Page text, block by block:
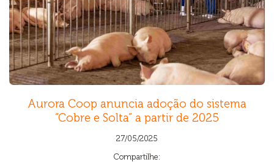
Aurora Coop anuncia adoção do sistema
“Cobre e Solta” a partir de 2025
27/05/2025
Compartilhe: